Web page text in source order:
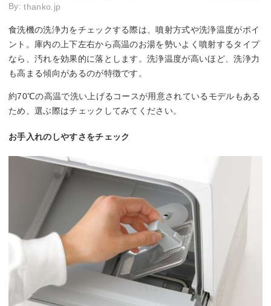
By:thanko.jp
食洗機の洗浄力をチェックする際は、噴射方式や洗浄温度がポイ
ント。庫内の上下左右から高温のお湯を勢いよく噴射するタイプ
なら、汚れを効果的に落とします。洗浄温度が高いほど、洗浄力
も高まる傾向があるのが特徴です。
約70℃の高温で洗い上げるコースが用意されているモデルもある
ため、選ぶ際はチェックしてみてください。
お手入れのしやすさをチェック